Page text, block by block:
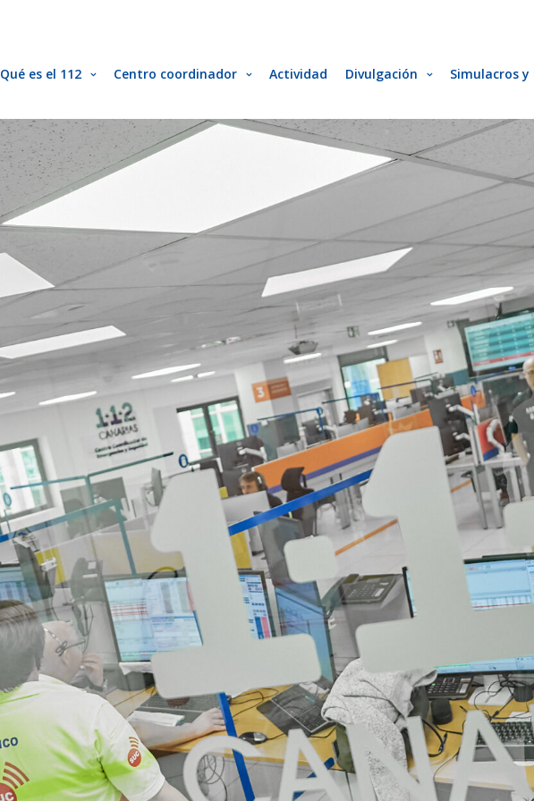
Qué es el 112 Centro coordinador Actividad Divulgación Simulacros y